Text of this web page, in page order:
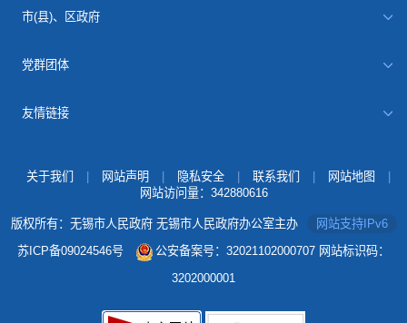
市(县)、区政府
党群团体
友情链接
关于我们 网站声明 隐私安全 联系我们 网站地图
网站访问量： 342880616
版权所有：无锡市人民政府 无锡市人民政府办公室主办
网站支持IPv6
苏ICP备09024546号
公安备案号：32021102000707 网站标识码：
3202000001